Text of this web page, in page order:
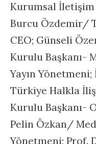
Kurumsal
Burcu Özdemir/
CEO; Günseli
Kurulu Başkanı-
Yayın
Türkiye Halkla
Kurulu Başkanı-
Pelin Özkan/
Yönetmeni; Prof.